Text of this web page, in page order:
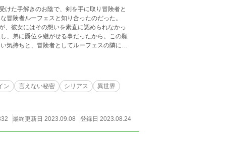
た手解きのお陰で、剣を手に取り冒険者と
、彼女にはその想いを素直に認められなかっ
ン 言えない秘密 シリアス 異世界
最終更新日 2023.09.08 登録日 2023.08.24